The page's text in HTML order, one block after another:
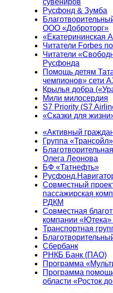
сувениров
Русфонд & Зумба
ООО «Доброторг»
«Екатерининская
Читатели Forbes
Читатели
Русфонда
Помощь детям
чемпионов» сети
Крылья добра
Мили милосердия
S7 Priority (S7
«Сказки для
«Активный
Группа «Трансойл»
Олега Леонова
БФ «Татнефть»
Совместный
пассажирская
РДКМ
Совместная
компании
Транспортная
Сбербанк
РНКБ Банк (ПАО)
Программа
Программа
области «Росток